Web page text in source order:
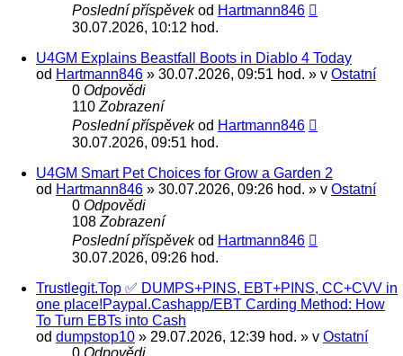
Poslední příspěvekod Hartmann846
30.07.2026, 10:12 hod.
U4GM Explains Beastfall Boots in Diablo 4 Today
od Hartmann846 » 30.07.2026, 09:51 hod. » v Ostatní
0 Odpovědi
110 Zobrazení
Poslední příspěvekod Hartmann846
30.07.2026, 09:51 hod.
U4GM Smart Pet Choices for Grow a Garden 2
od Hartmann846 » 30.07.2026, 09:26 hod. » v Ostatní
0 Odpovědi
108 Zobrazení
Poslední příspěvekod Hartmann846
30.07.2026, 09:26 hod.
Trustlegit.Top ✅ DUMPS+PINS, EBT+PINS, CC+CVV in
one place!Paypal.Cashapp/EBT Carding Method: How
To Turn EBTs into Cash
od dumpstop10 » 29.07.2026, 12:39 hod. » v Ostatní
0 Odpovědi